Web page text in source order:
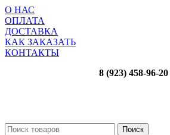
О НАС
ОПЛАТА
ДОСТАВКА
КАК ЗАКАЗАТЬ
КОНТАКТЫ
8 (923) 458-96-20
Поиск